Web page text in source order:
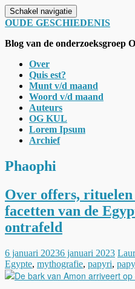
Schakel navigatie
OUDE GESCHIEDENIS
Blog van de onderzoeksgroep
Over
Quis est?
Munt v/d maand
Woord v/d maand
Auteurs
OG KUL
Lorem Ipsum
Archief
Phaophi
Over offers,
facetten van de
ontrafeld
6 januari 20236 januari 2023
Egypte, mythografie, papyri,